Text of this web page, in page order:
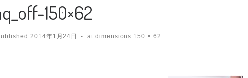
150×62
2014年1月24日 - at dimensions 150 × 62